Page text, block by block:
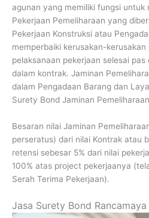
agunan yang memiliki fungsi untuk
Pekerjaan Pemeliharaan yang
Pekerjaan Konstruksi atau
memperbaiki kerusakan-kerusakan
pelaksanaan pekerjaan selesai
dalam kontrak. Jaminan
dalam Pengadaan Barang dan
Surety Bond Jaminan Pemeliharaan
Besaran nilai Jaminan
perseratus) dari nilai Kontrak atau
retensi sebesar 5% dari nilai
100% atas project pekerjaanya
Serah Terima Pekerjaan).
Jasa Surety Bond Rancamaya